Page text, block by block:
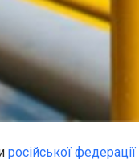
російської федерації